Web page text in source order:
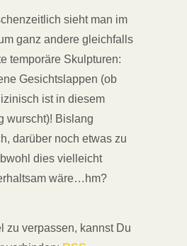
sieht man im
ganz andere gleichfalls
temporäre Skulpturen:
Gesichtslappen (ob
ist in diesem
wurscht)! Bislang
darüber noch etwas zu
dies vielleicht
wäre…hm?
zu verpassen, kannst Du